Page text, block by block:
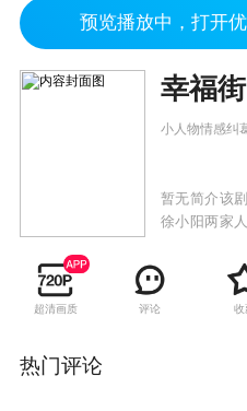
预览播放中，打开
小人物情感纠
暂无简介该
徐小阳两家
形形色色的
讲不完的幸福
超清画质 评论 收
热门评论